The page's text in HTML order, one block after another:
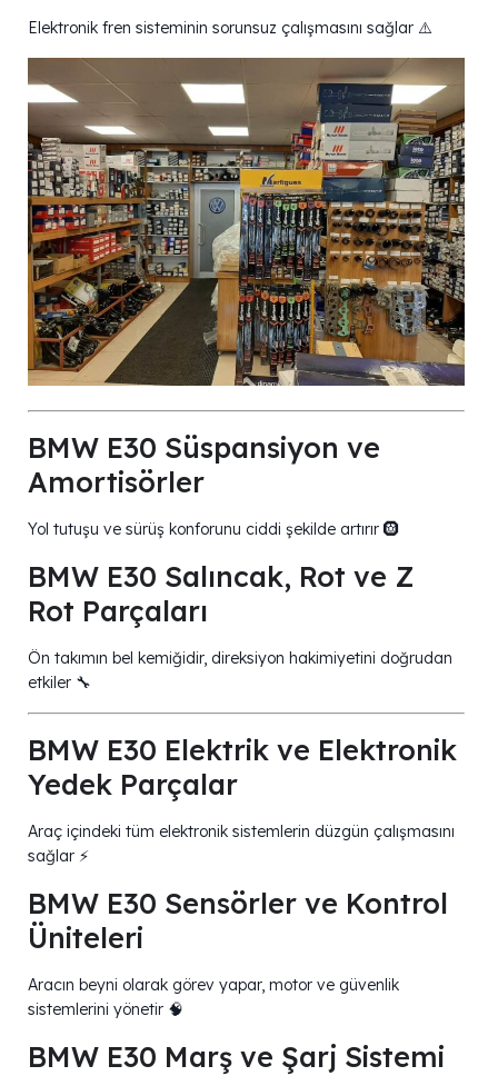
Elektronik fren sisteminin sorunsuz çalışmasını sağlar ⚠️
BMW E30 Süspansiyon ve
Amortisörler
Yol tutuşu ve sürüş konforunu ciddi şekilde artırır 🛞
BMW E30 Salıncak, Rot ve Z
Rot Parçaları
Ön takımın bel kemiğidir, direksiyon hakimiyetini doğrudan
etkiler 🔧
BMW E30 Elektrik ve Elektronik
Yedek Parçalar
Araç içindeki tüm elektronik sistemlerin düzgün çalışmasını
sağlar ⚡
BMW E30 Sensörler ve Kontrol
Üniteleri
Aracın beyni olarak görev yapar, motor ve güvenlik
sistemlerini yönetir 🧠
BMW E30 Marş ve Şarj Sistemi